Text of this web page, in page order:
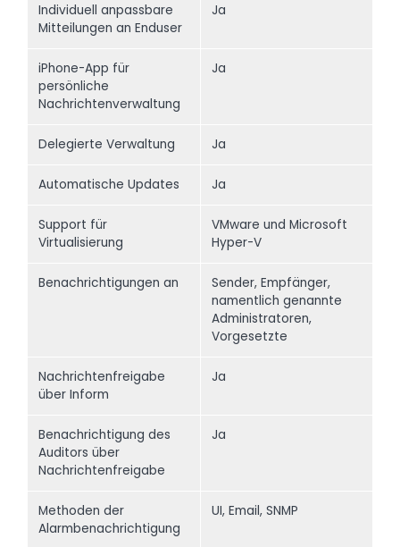
Individuell anpassbare
Mitteilungen an Enduser
Ja
iPhone-App für
persönliche
Nachrichtenverwaltung
Ja
Delegierte Verwaltung Ja
Automatische Updates Ja
Support für
Virtualisierung
VMware und Microsoft
Hyper-V
Benachrichtigungen an
Sender, Empfänger,
namentlich genannte
Administratoren,
Vorgesetzte
Nachrichtenfreigabe
über Inform
Ja
Benachrichtigung des
Auditors über
Nachrichtenfreigabe
Ja
Methoden der
Alarmbenachrichtigung
UI, Email, SNMP